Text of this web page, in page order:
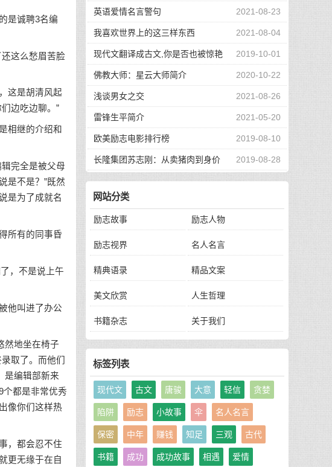
是诚聘3名编
这么愁眉苦脸
这是胡清风起
边吃边聊。”
相继的介绍和
完全是被父母
是不是？”既然
是为了成就名
所有的同事昏
，不是说上午
他叫进了办公
然地坐在椅子
取了。而他们
是编辑部新来
个都是非常优秀
像你们这样热
，都会忍不住
更无缘于在自
介 2021-08-23
英语爱情名言警句
2021-08-04
我喜欢世界上的这三样东西
2019-10-01
现代文翻译成古文,你是否也被惊艳
到了 2020-10-22
佛教大师：星云大师简介
2021-08-26
浅谈男女之交
2021-05-20
雷锋生平简介
2019-08-10
欧美励志电影排行榜
2019-08-28
长隆集团苏志刚：从卖猪肉到身价
130亿，他的秘诀是？
网站分类
励志故事 励志人物
励志视界 名人名言
精典语录 精品文案
美文欣赏 人生哲理
书籍杂志 关于我们
标签列表
现代文 古文 唐骏 大意 轻信 贪婪
陷阱 励志 小故事 伞 名人名言
保密 中年 赚钱 知足 三观 古代
书籍 成功 成功故事 相遇 爱情